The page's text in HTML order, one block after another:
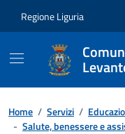
Regione Liguria
Home / Servizi /
- Salute, benessere e